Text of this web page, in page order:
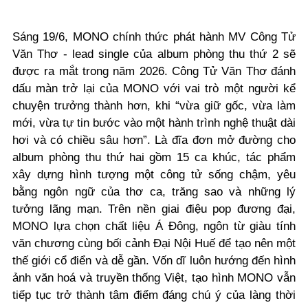
Sáng 19/6, MONO chính thức phát hành MV Công Tử
Văn Thơ - lead single của album phòng thu thứ 2 sẽ
được ra mắt trong năm 2026. Công Tử Văn Thơđánh
dấu màn trở lại của MONO với vai trò một người kể
chuyện trưởng thành hơn, khi “vừa giữ gốc, vừa làm
mới, vừa tự tin bước vào một hành trình nghệ thuật dài
hơi và có chiều sâu hơn”. Là đĩa đơn mở đường cho
album phòng thu thứ hai gồm 15 ca khúc, tác phẩm
xây dựng hình tượng một công tử sống chậm, yêu
bằng ngôn ngữ của thơ ca, trăng sao và những lý
tưởng lãng mạn. Trên nền giai điệu pop đương đại,
MONO lựa chọn chất liệu Á Đông, ngôn từ giàu tính
văn chương cùng bối cảnh Đại Nội Huế để tạo nên một
thế giới cổ điển và dễ gần. Vốn dĩ luôn hướng đến hình
ảnh văn hoá và truyền thống Việt, tạo hình MONO vẫn
tiếp tục trở thành tâm điểm đáng chú ý của làng thời